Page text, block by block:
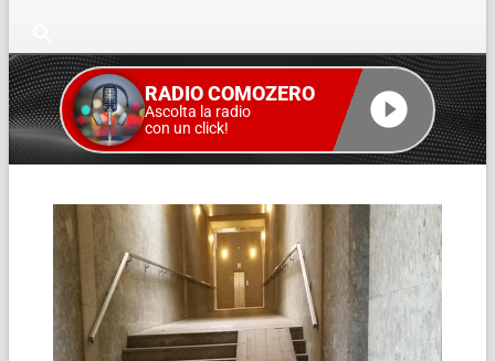
RADIO COMOZERO
Ascolta la radio
con un click!